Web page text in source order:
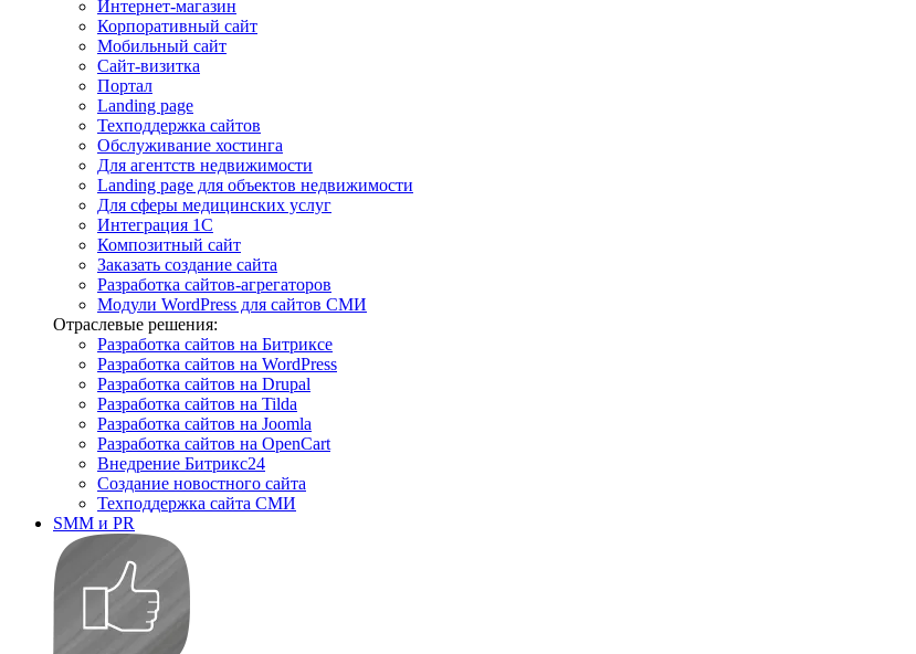
Интернет-магазин
Корпоративный сайт
Мобильный сайт
Сайт-визитка
Портал
Landing page
Техподдержка сайтов
Обслуживание хостинга
Для агентств недвижимости
Landing page для объектов недвижимости
Для сферы медицинских услуг
Интеграция 1С
Композитный сайт
Заказать создание сайта
Разработка сайтов-агрегаторов
Модули WordPress для сайтов СМИ
Отраслевые решения:
Разработка сайтов на Битриксе
Разработка сайтов на WordPress
Разработка сайтов на Drupal
Разработка сайтов на Tilda
Разработка сайтов на Joomla
Разработка сайтов на OpenCart
Внедрение Битрикс24
Создание новостного сайта
Техподдержка сайта СМИ
SMM и PR